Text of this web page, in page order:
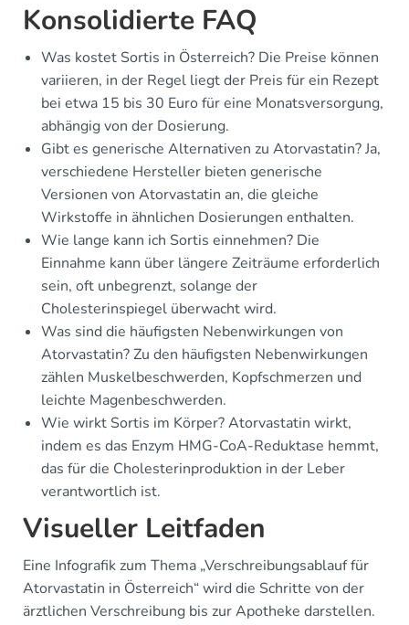
Konsolidierte FAQ
Was kostet Sortis in Österreich? Die Preise können
variieren, in der Regel liegt der Preis für ein Rezept
bei etwa 15 bis 30 Euro für eine Monatsversorgung,
abhängig von der Dosierung.
Gibt es generische Alternativen zu Atorvastatin? Ja,
verschiedene Hersteller bieten generische
Versionen von Atorvastatin an, die gleiche
Wirkstoffe in ähnlichen Dosierungen enthalten.
Wie lange kann ich Sortis einnehmen? Die
Einnahme kann über längere Zeiträume erforderlich
sein, oft unbegrenzt, solange der
Cholesterinspiegel überwacht wird.
Was sind die häufigsten Nebenwirkungen von
Atorvastatin? Zu den häufigsten Nebenwirkungen
zählen Muskelbeschwerden, Kopfschmerzen und
leichte Magenbeschwerden.
Wie wirkt Sortis im Körper? Atorvastatin wirkt,
indem es das Enzym HMG-CoA-Reduktase hemmt,
das für die Cholesterinproduktion in der Leber
verantwortlich ist.
Visueller Leitfaden
Eine Infografik zum Thema „Verschreibungsablauf für
Atorvastatin in Österreich“ wird die Schritte von der
ärztlichen Verschreibung bis zur Apotheke darstellen.